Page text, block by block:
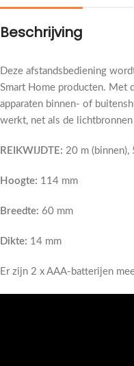
Beschrijving
Deze afstandsbediening
Smart Home producten. Met
apparaten binnen- of
werkt, net als de
REIKWIJDTE: 20 m (binnen),
Hoogte: 114 mm
Breedte: 60 mm
Dikte: 14 mm
Er zijn 2 x AAA-batterijen